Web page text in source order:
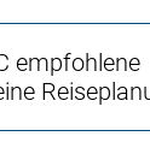
empfohlene